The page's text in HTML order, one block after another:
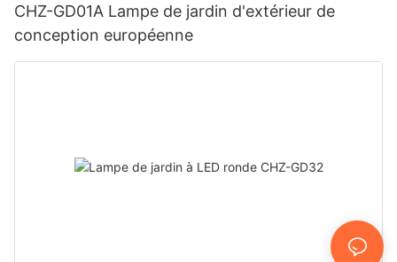
CHZ-GD01A Lampe de jardin d'extérieur de
conception européenne